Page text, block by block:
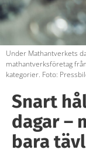
Under Mathantverkets
mathantverksföretag
kategorier. Foto:
Snart
dagar –
bara